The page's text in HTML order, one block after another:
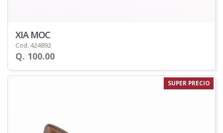
XIA MOC
Cod. 424892
Q. 100.00
SUPER PRECIO